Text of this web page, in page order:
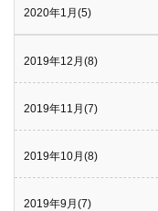
2020年1月(5)
2019年12月(8)
2019年11月(7)
2019年10月(8)
2019年9月(7)